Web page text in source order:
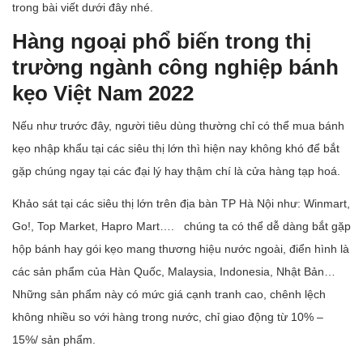
trong bài viết dưới đây nhé.
Hàng ngoại phổ biến trong thị
trường ngành công nghiệp bánh
kẹo Việt Nam 2022
Nếu như trước đây, người tiêu dùng thường chỉ có thể mua bánh
kẹo nhập khẩu tại các siêu thị lớn thì hiện nay không khó để bắt
gặp chúng ngay tại các đại lý hay thậm chí là cửa hàng tạp hoá.
Khảo sát tại các siêu thị lớn trên địa bàn TP Hà Nội như: Winmart,
Go!, Top Market, Hapro Mart…. chúng ta có thể dễ dàng bắt gặp
hộp bánh hay gói kẹo mang thương hiệu nước ngoài, điển hình là
các sản phẩm của Hàn Quốc, Malaysia, Indonesia, Nhật Bản…
Những sản phẩm này có mức giá cạnh tranh cao, chênh lệch
không nhiều so với hàng trong nước, chỉ giao động từ 10% –
15%/ sản phẩm.